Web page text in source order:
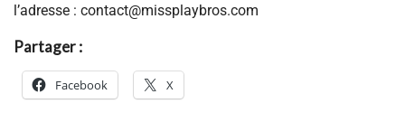
l’adresse : contact@missplaybros.com
Partager :
Facebook X